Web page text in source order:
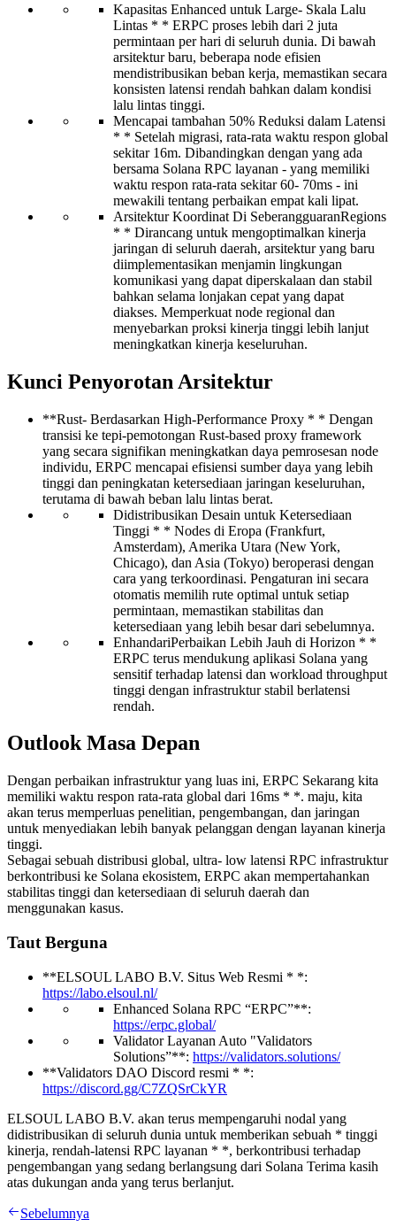
Kapasitas Enhanced untuk Large- Skala Lalu
Lintas * * ERPC proses lebih dari 2 juta
permintaan per hari di seluruh dunia. Di bawah
arsitektur baru, beberapa node efisien
mendistribusikan beban kerja, memastikan secara
konsisten latensi rendah bahkan dalam kondisi
lalu lintas tinggi.
Mencapai tambahan 50% Reduksi dalam Latensi
* * Setelah migrasi, rata-rata waktu respon global
sekitar 16m. Dibandingkan dengan yang ada
bersama Solana RPC layanan - yang memiliki
waktu respon rata-rata sekitar 60- 70ms - ini
mewakili tentang perbaikan empat kali lipat.
Arsitektur Koordinat Di SeberangguaranRegions
* * Dirancang untuk mengoptimalkan kinerja
jaringan di seluruh daerah, arsitektur yang baru
diimplementasikan menjamin lingkungan
komunikasi yang dapat diperskalaan dan stabil
bahkan selama lonjakan cepat yang dapat
diakses. Memperkuat node regional dan
menyebarkan proksi kinerja tinggi lebih lanjut
meningkatkan kinerja keseluruhan.
Kunci Penyorotan Arsitektur
**Rust- Berdasarkan High-Performance Proxy * * Dengan
transisi ke tepi-pemotongan Rust-based proxy framework
yang secara signifikan meningkatkan daya pemrosesan node
individu, ERPC mencapai efisiensi sumber daya yang lebih
tinggi dan peningkatan ketersediaan jaringan keseluruhan,
terutama di bawah beban lalu lintas berat.
Didistribusikan Desain untuk Ketersediaan
Tinggi * * Nodes di Eropa (Frankfurt,
Amsterdam), Amerika Utara (New York,
Chicago), dan Asia (Tokyo) beroperasi dengan
cara yang terkoordinasi. Pengaturan ini secara
otomatis memilih rute optimal untuk setiap
permintaan, memastikan stabilitas dan
ketersediaan yang lebih besar dari sebelumnya.
EnhandariPerbaikan Lebih Jauh di Horizon * *
ERPC terus mendukung aplikasi Solana yang
sensitif terhadap latensi dan workload throughput
tinggi dengan infrastruktur stabil berlatensi
rendah.
Outlook Masa Depan
Dengan perbaikan infrastruktur yang luas ini, ERPC Sekarang kita
memiliki waktu respon rata-rata global dari 16ms * *. maju, kita
akan terus memperluas penelitian, pengembangan, dan jaringan
untuk menyediakan lebih banyak pelanggan dengan layanan kinerja
tinggi.
Sebagai sebuah distribusi global, ultra- low latensi RPC infrastruktur
berkontribusi ke Solana ekosistem, ERPC akan mempertahankan
stabilitas tinggi dan ketersediaan di seluruh daerah dan
menggunakan kasus.
Taut Berguna
**ELSOUL LABO B.V. Situs Web Resmi * *:
https://labo.elsoul.nl/
Enhanced Solana RPC “ERPC”**:
https://erpc.global/
Validator Layanan Auto "Validators
Solutions”**: https://validators.solutions/
**Validators DAO Discord resmi * *:
https://discord.gg/C7ZQSrCkYR
ELSOUL LABO B.V. akan terus mempengaruhi nodal yang
didistribusikan di seluruh dunia untuk memberikan sebuah * tinggi
kinerja, rendah-latensi RPC layanan * *, berkontribusi terhadap
pengembangan yang sedang berlangsung dari Solana Terima kasih
atas dukungan anda yang terus berlanjut.
Sebelumnya